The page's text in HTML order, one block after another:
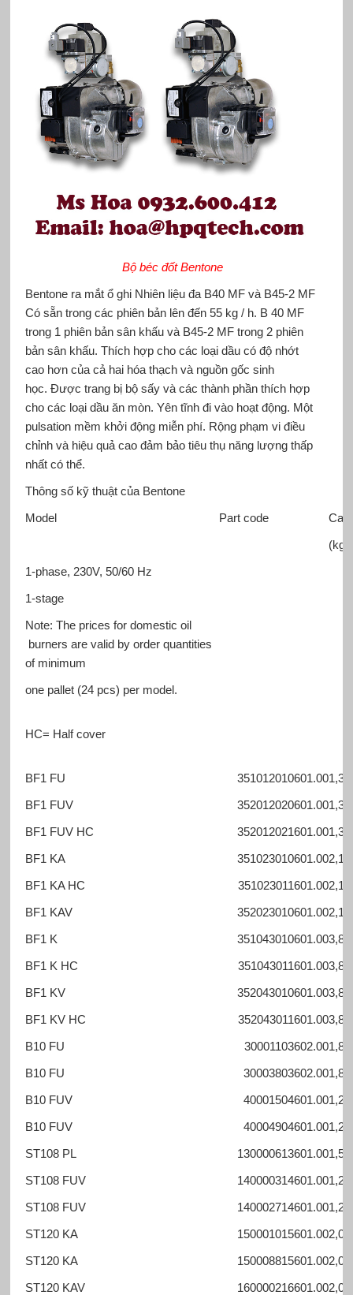
Bộ béc đốt Bentone
Bentone ra mắt ổ ghi Nhiên liệu đa B40 MF và B45-2 MF
Có sẵn trong các phiên bản lên đến 55 kg / h. B 40 MF
trong 1 phiên bản sân khấu và B45-2 MF trong 2 phiên
bản sân khấu. Thích hợp cho các loại dầu có độ nhớt
cao hơn của cả hai hóa thạch và nguồn gốc sinh
học. Được trang bị bộ sấy và các thành phần thích hợp
cho các loại dầu ăn mòn. Yên tĩnh đi vào hoạt động. Một
pulsation mềm khởi động miễn phí. Rộng phạm vi điều
chỉnh và hiệu quả cao đảm bảo tiêu thụ năng lượng thấp
nhất có thể.
Thông số kỹ thuật của Bentone
Model
Part code
(kg/
1-phase, 230V, 50/60 Hz
1-stage
Note: The prices for domestic oil
burners are valid by order quantities
of minimum
one pallet (24 pcs) per model.
HC= Half cover
BF1 FU 351012010601.001,3
BF1 FUV
352012020601.001,3
BF1 FUV HC
352012021601.001,3
BF1 KA
351023010601.002,1
BF1 KA HC
351023011601.002,1
BF1 KAV
352023010601.002,1
BF1 K
351043010601.003,8
BF1 K HC
351043011601.003,8
BF1 KV
352043010601.003,8
BF1 KV HC
352043011601.003,8
B10 FU
30001103602.001,8
B10 FU
30003803602.001,8
B10 FUV
40001504601.001,2
B10 FUV
40004904601.001,2
ST108 PL
130000613601.001,5
ST108 FUV
140000314601.001,2
ST108 FUV
140002714601.001,2
ST120 KA
150001015601.002,0
ST120 KA
150008815601.002,0
ST120 KAV
160000216601.002,0